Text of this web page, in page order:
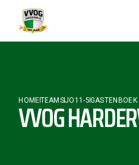
HOMETEAMSJO11-5GASTENBOEK
VVOG